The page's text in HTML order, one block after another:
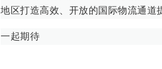
地区打造高效、开放的国际物流通道
一起期待